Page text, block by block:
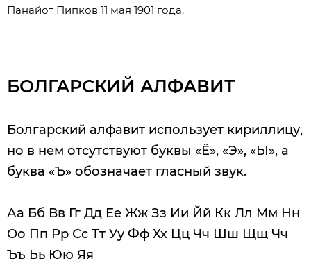
Панайот Пипков 11 мая 1901 года.
БОЛГАРСКИЙ АЛФАВИТ
Болгарский алфавит использует кириллицу,
но в нем отсутствуют буквы «Ё», «Э», «Ы», а
буква «Ъ» обозначает гласный звук.​
Аа Бб Вв Гг Дд Ее Жж Зз Ии Йй Кк Лл Мм Нн
Оо Пп Рр Сс Тт Уу Фф Хх Цц Чч Шш Щщ Чч
Ъъ Ьь Юю Яя